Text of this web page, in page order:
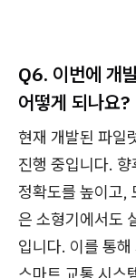
Q6. 이번에 개
어떻게 되나요?
현재 개발된 파일
진행 중입니다.
정확도를 높이고
은 소형기에서도
입니다. 이를 통